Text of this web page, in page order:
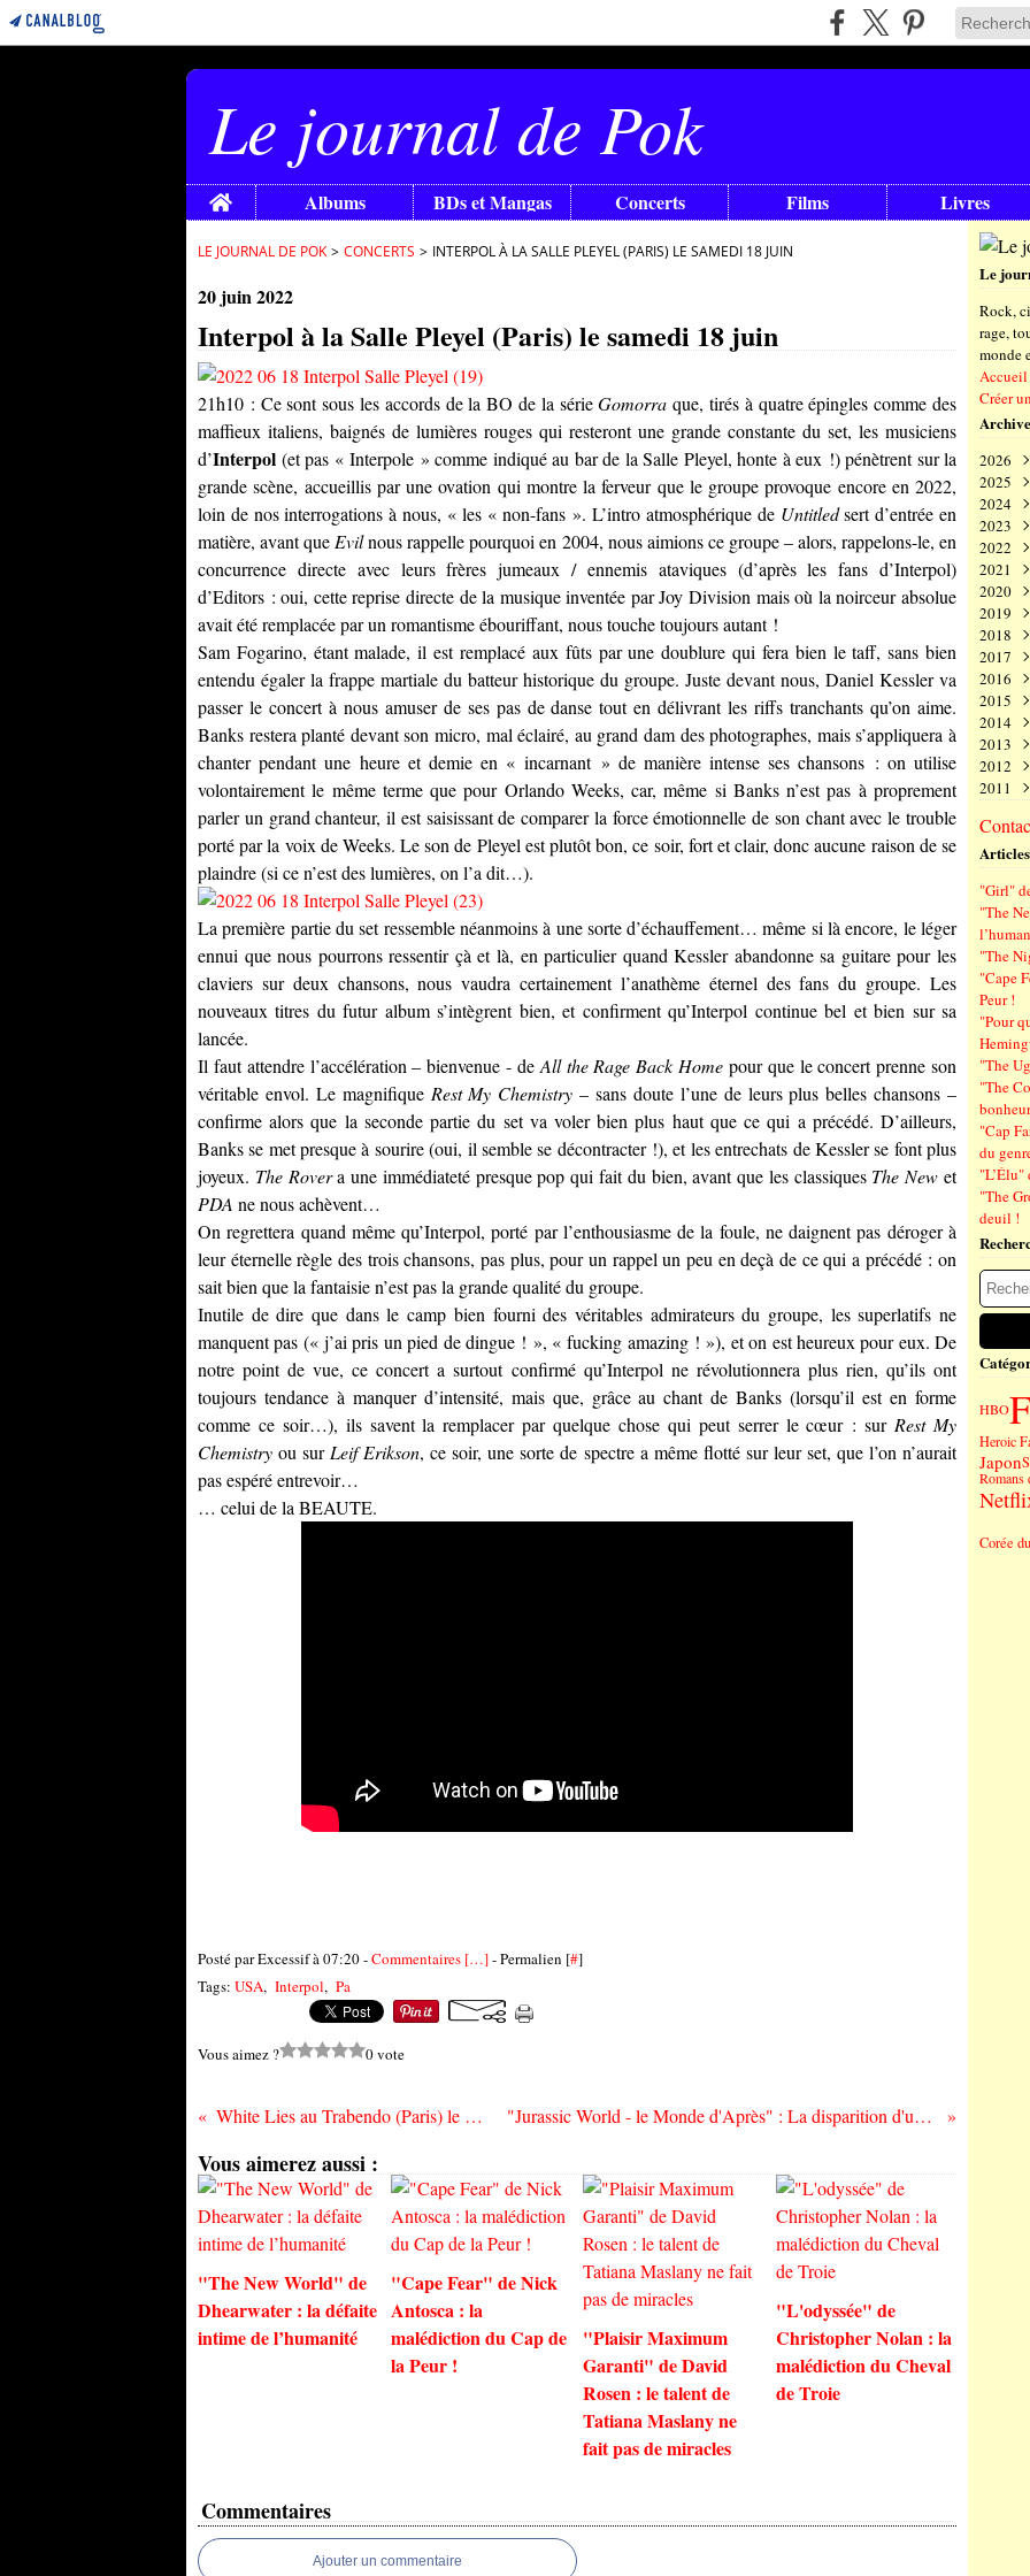
Le journal de Pok
Home Albums BDs et Mangas Concerts Films Livres
LE JOURNAL DE POK > CONCERTS > INTERPOL À LA SALLE PLEYEL (PARIS) LE SAMEDI 18 JUIN
20 juin 2022
Interpol à la Salle Pleyel (Paris) le samedi 18 juin
21h10 : Ce sont sous les accords de la BO de la sérieGomorra que, tirés à quatre épingles comme des
maffieux italiens, baignés de lumières rouges qui resteront une grande constante du set, les musiciens
d’Interpol (et pas « Interpole » comme indiqué au bar de la Salle Pleyel, honte à eux !) pénètrent sur la
grande scène, accueillis par une ovation qui montre la ferveur que le groupe provoque encore en 2022,
loin de nos interrogations à nous, « les « non-fans ». L’intro atmosphérique de Untitledsert d’entrée en
matière, avant que Evilnous rappelle pourquoi en 2004, nous aimions ce groupe – alors, rappelons-le, en
concurrence directe avec leurs frères jumeaux / ennemis ataviques (d’après les fans d’Interpol)
d’Editors : oui, cette reprise directe de la musique inventée par Joy Division mais où la noirceur absolue
avait été remplacée par un romantisme ébouriffant, nous touche toujours autant !
Sam Fogarino, étant malade, il est remplacé aux fûts par une doublure qui fera bien le taff, sans bien
entendu égaler la frappe martiale du batteur historique du groupe. Juste devant nous, Daniel Kessler va
passer le concert à nous amuser de ses pas de danse tout en délivrant les riffs tranchants qu’on aime.
Banks restera planté devant son micro, mal éclairé, au grand dam des photographes, mais s’appliquera à
chanter pendant une heure et demie en « incarnant » de manière intense ses chansons : on utilise
volontairement le même terme que pour Orlando Weeks, car, même si Banks n’est pas à proprement
parler un grand chanteur, il est saisissant de comparer la force émotionnelle de son chant avec le trouble
porté par la voix de Weeks. Le son de Pleyel est plutôt bon, ce soir, fort et clair, donc aucune raison de se
plaindre (si ce n’est des lumières, on l’a dit…).
La première partie du set ressemble néanmoins à une sorte d’échauffement… même si là encore, le léger
ennui que nous pourrons ressentir çà et là, en particulier quand Kessler abandonne sa guitare pour les
claviers sur deux chansons, nous vaudra certainement l’anathème éternel des fans du groupe. Les
nouveaux titres du futur album s’intègrent bien, et confirment qu’Interpol continue bel et bien sur sa
lancée.
Il faut attendre l’accélération – bienvenue - de All the Rage Back Home pour que le concert prenne son
véritable envol. Le magnifique Rest My Chemistry – sans doute l’une de leurs plus belles chansons –
confirme alors que la seconde partie du set va voler bien plus haut que ce qui a précédé. D’ailleurs,
Banks se met presque à sourire (oui, il semble se décontracter !), et les entrechats de Kessler se font plus
joyeux. The Rovera une immédiateté presque pop qui fait du bien, avant que les classiques The New et
PDA ne nous achèvent…
On regrettera quand même qu’Interpol, porté par l’enthousiasme de la foule, ne daignent pas déroger à
leur éternelle règle des trois chansons, pas plus, pour un rappel un peu en deçà de ce qui a précédé : on
sait bien que la fantaisie n’est pas la grande qualité du groupe.
Inutile de dire que dans le camp bien fourni des véritables admirateurs du groupe, les superlatifs ne
manquent pas (« j’ai pris un pied de dingue ! », « fucking amazing ! »), et on est heureux pour eux. De
notre point de vue, ce concert a surtout confirmé qu’Interpol ne révolutionnera plus rien, qu’ils ont
toujours tendance à manquer d’intensité, mais que, grâce au chant de Banks (lorsqu’il est en forme
comme ce soir…), ils savent la remplacer par quelque chose qui peut serrer le cœur : sur Rest My
Chemistry ou sur Leif Erikson, ce soir, une sorte de spectre a même flotté sur leur set, que l’on n’aurait
pas espéré entrevoir…
… celui de la BEAUTE.
Posté par Excessif à 07:20 -Commentaires […]- Permalien [#]
Tags: USA, Interpol, Pa
Vous aimez ? 0 vote
White Lies au Trabendo (Paris) le mercredi 15 juin "Jurassic World - le Monde d'Après" : La disparition d'un dinosaure, le Cinéma.
Vous aimerez aussi :
"The New World" de
Dhearwater : la défaite
intime de l’humanité
"Cape Fear" de Nick
Antosca : la
malédiction du Cap de
la Peur !
"Plaisir Maximum
Garanti" de David
Rosen : le talent de
Tatiana Maslany ne
fait pas de miracles
"L'odyssée" de
Christopher Nolan : la
malédiction du Cheval
de Troie
Commentaires
Ajouter un commentaire
Le
Rock,
rage,
monde
Créer
2026
Août
Juillet
Juin
Mai
Avril
Mars
2025
Août
Juillet
Juin
Mai
Avril
Mars
2024
Août
Juillet
Juin
Mai
Avril
Mars
2023
Août
Juillet
Juin
Mai
Avril
Mars
2022
Août
Juillet
Juin
Mai
Avril
Mars
2021
Août
Juillet
Juin
Mai
Avril
Mars
2020
Août
Juillet
Juin
Mai
Avril
2019
Août
Juillet
Juin
Mai
2018
Août
Juillet
Juin
Mars
2017
Août
Juillet
Mai
Avril
2016
Août
Juin
Mai
2015
Juin
Mai
2014
Juin
Mai
2013
Août
Juin
Mai
2012
Juin
Mai
2011
"Girl"
"The
"The
"Cape
Peur !
"Pour
"The
"The
bonheur
"Cap
du
"L’Élu"
"The
deuil !
HBO
Heroic
Japon
Romans
Corée